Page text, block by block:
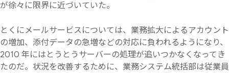
が徐々に限界に近づいていた。
とくにメールサービスについては、業務拡大によるアカウント
の増加、添付データの急増などの対応に負われるようになり、
2010 年にはとうとうサーバーの処理が追いつかなくなってき
たのだ。状況を改善するために、業務システム統括部は従業員